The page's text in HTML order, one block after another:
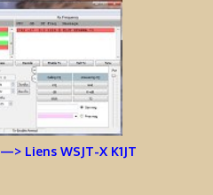
Liens WSJT-X K1JT